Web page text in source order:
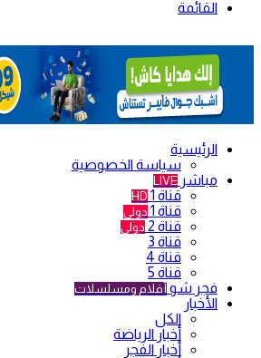
القائمة
الرئيسية
سياسة الخصوصية
مباشر LIVE
قناة 1 HD
قناة 1 دولي
قناة 2 دولي
قناة 3
قناة 4
قناة 5
فجر شو أفلام ومسلسلات
الأخبار
الكل
أخبار الرياضة
أخبار الفجر